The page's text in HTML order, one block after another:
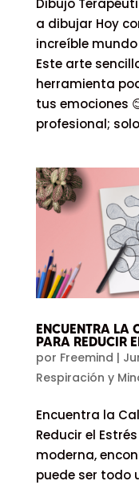
Dibujo
a dibujar Hoy
increíble
Este arte
herramienta
tus emociones
profesional;
ENCUENTRA LA
PARA REDUCIR
por Freemind |
Respiración y
Encuentra la
Reducir el
moderna,
puede ser todo